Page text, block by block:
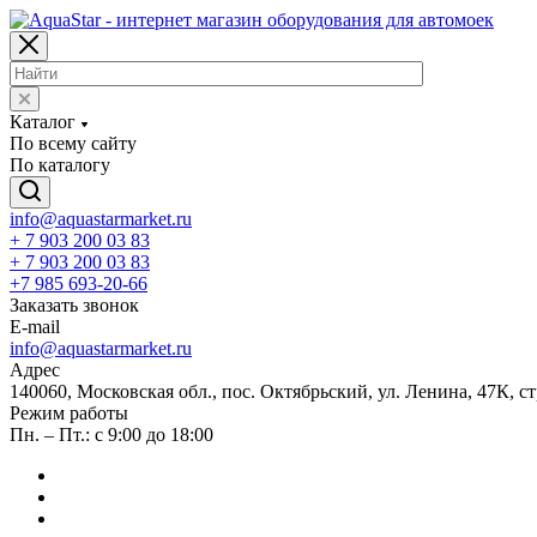
Каталог
По всему сайту
По каталогу
info@aquastarmarket.ru
+ 7 903 200 03 83
+ 7 903 200 03 83
+7 985 693-20-66
Заказать звонок
E-mail
info@aquastarmarket.ru
Адрес
140060, Московская обл., пос. Октябрьский, ул. Ленина, 47К,
Режим работы
Пн. – Пт.: с 9:00 до 18:00